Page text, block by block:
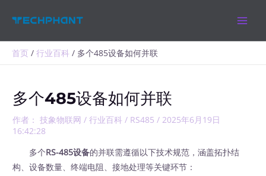
首页 行业百科 多个485设备如何并联
多个485设备如何并联
作者： 技象物联网/行业百科 / RS485 /2025年6月19日
16:42:28
多个RS-485设备的并联需遵循以下技术规范，涵盖拓扑结
构、设备数量、终端电阻、接地处理等关键环节：